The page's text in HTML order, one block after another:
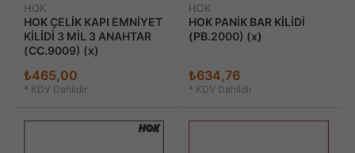
HOK
HOK ÇELİK KAPI EMNİYET
KİLİDİ 3 MİL 3 ANAHTAR
(CC.9009) (x)
₺465,00
* KDV Dahildir
HOK
HOK PANİK BAR KİLİDİ
(PB.2000) (x)
₺634,76
* KDV Dahildir